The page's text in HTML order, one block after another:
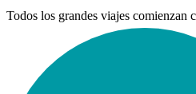
Todos los grandes viajes comienzan